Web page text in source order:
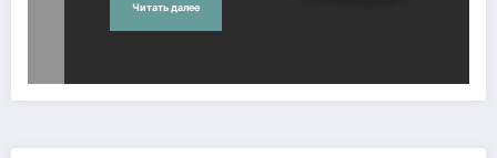
Читать далее